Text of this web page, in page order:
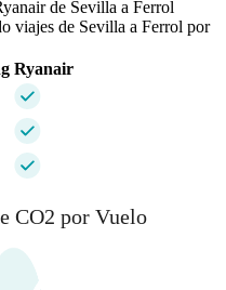
de Sevilla a Ferrol
viajes de Sevilla a Ferrol por
Ryanair
CO2 por Vuelo